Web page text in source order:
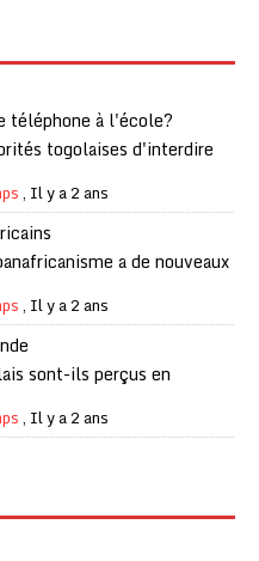
à l'école?
togolaises d'interdire
, Il y a 2 ans
a de nouveaux
, Il y a 2 ans
sont-ils perçus en
, Il y a 2 ans